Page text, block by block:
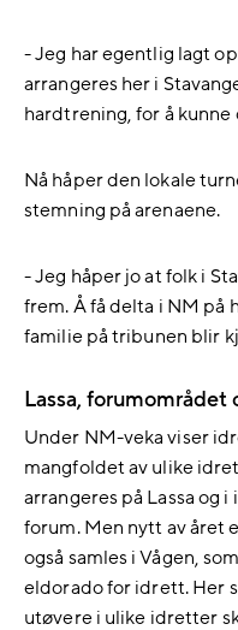
- Jeg har egentlig lagt
arrangeres her i
hardtrening, for å kunne
Nå håper den lokale
stemning på arenaene.
- Jeg håper jo at folk i
frem. Å få delta i NM på
familie på tribunen blir
Lassa, forumområdet
Under NM-veka viser
mangfoldet av ulike
arrangeres på Lassa og
forum. Men nytt av året
også samles i Vågen,
eldorado for idrett. Her
utøvere i ulike idretter